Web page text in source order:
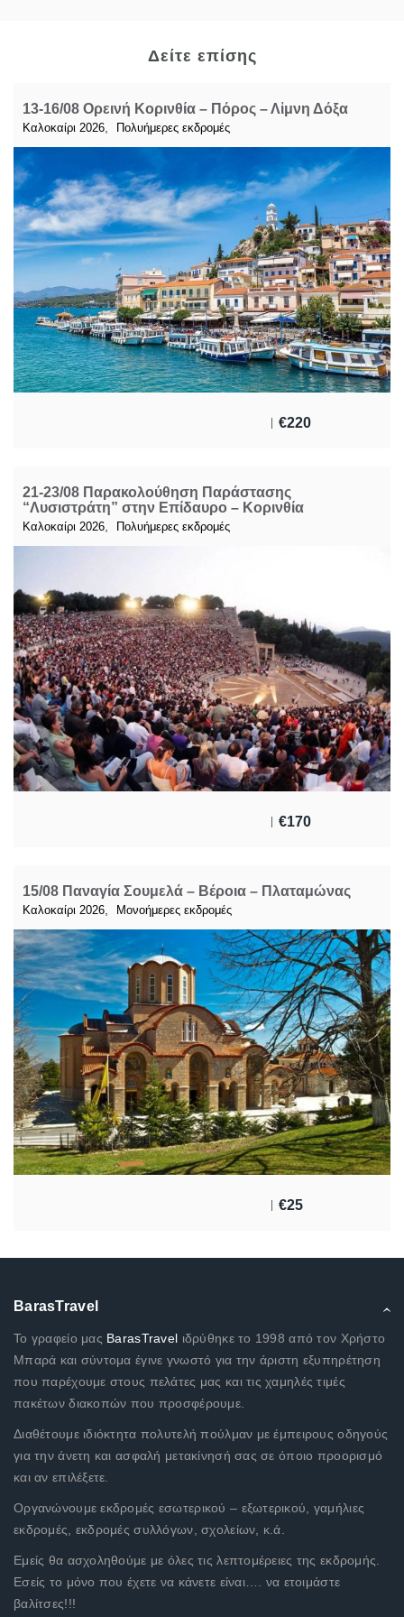
Δείτε επίσης
13-16/08 Ορεινή Κορινθία – Πόρος – Λἰμνη Δόξα
Καλοκαίρι 2026 Πολυήμερες εκδρομές
€220
21-23/08 Παρακολούθηση Παράστασης
“Λυσιστράτη” στην Επίδαυρο – Κορινθία
Καλοκαίρι 2026 Πολυήμερες εκδρομές
€170
15/08 Παναγία Σουμελά – Βέροια – Πλαταμώνας
Καλοκαίρι 2026 Μονοήμερες εκδρομές
€25
BarasTravel
Το γραφείο μας BarasTravel ιδρύθηκε το 1998 από τον Χρήστο
Μπαρά και σύντομα έγινε γνωστό για την άριστη εξυπηρέτηση
που παρέχουμε στους πελάτες μας και τις χαμηλές τιμές
πακέτων διακοπών που προσφέρουμε.
Διαθέτουμε ιδιόκτητα πολυτελή πούλμαν με έμπειρους οδηγούς
για την άνετη και ασφαλή μετακίνησή σας σε όποιο προορισμό
και αν επιλέξετε.
Οργανώνουμε εκδρομές εσωτερικού – εξωτερικού, γαμήλιες
εκδρομές, εκδρομές συλλόγων, σχολείων, κ.ά.
Εμείς θα ασχοληθούμε με όλες τις λεπτομέρειες της εκδρομής.
Εσείς το μόνο που έχετε να κάνετε είναι…. να ετοιμάστε
βαλίτσες!!!